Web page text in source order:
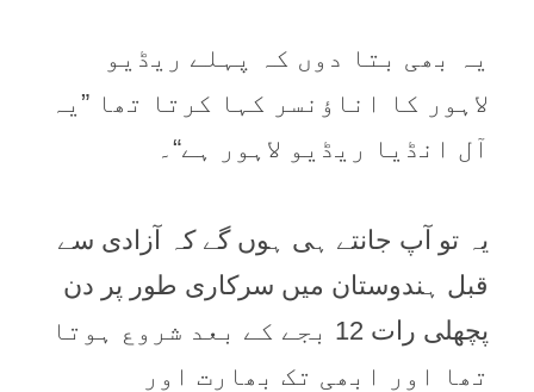
یہ بھی بتا دوں کہ پہلے ریڈیو
لاہور کا اناؤنسر کہا کرتا تھا ”یہ
آل انڈیا ریڈیو لاہور ہے“۔
یہ تو آپ جانتے ہی ہوں گے کہ آزادی سے
قبل ہندوستان میں سرکاری طور پر دن
پچھلی رات 12 بجے کے بعد شروع ہوتا
تھا اور ابھی تک بھارت اور